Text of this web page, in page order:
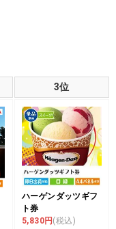
3位
ハーゲンダッツギフ
ト券
5,830円 (税込)